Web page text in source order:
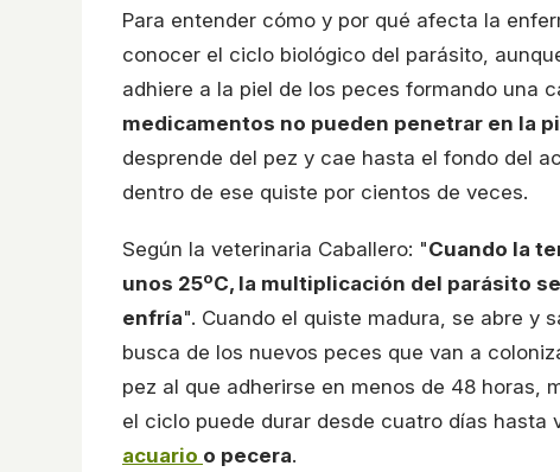
Para entender cómo y por qué afecta la
conocer el ciclo biológico del parásito,
adhiere a la piel de los peces formando una
medicamentos no pueden penetrar en la
desprende del pez y cae hasta el fondo del
dentro de ese quiste por cientos de veces.
Según la veterinaria Caballero: "Cuando la
unos 25ºC, la multiplicación del parásito
enfría". Cuando el quiste madura, se abre y
busca de los nuevos peces que van a
pez al que adherirse en menos de 48 horas,
el ciclo puede durar desde cuatro días hasta
acuario o pecera.